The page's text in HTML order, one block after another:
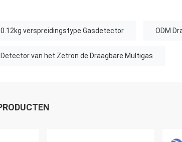
0.12kg verspreidingstype Gasdetector ODM
Detector van het Zetron de Draagbare Multigas